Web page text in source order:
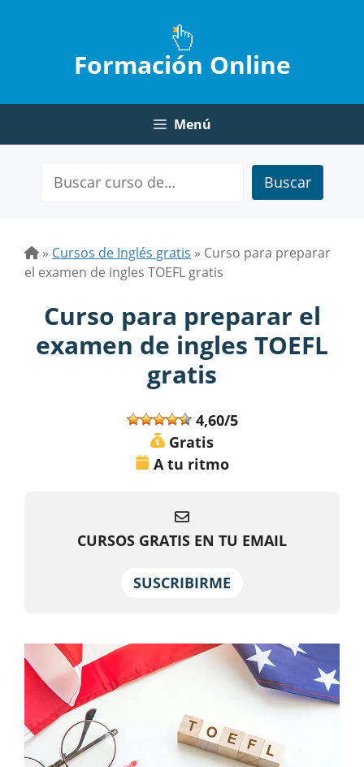
Formación Online
Menú
Buscar
» Cursos de Inglés gratis » Curso para preparar
el examen de ingles TOEFL gratis
Curso para preparar el
examen de ingles TOEFL
gratis
4,60/5
Gratis
A tu ritmo
CURSOS GRATIS EN TU EMAIL
SUSCRIBIRME